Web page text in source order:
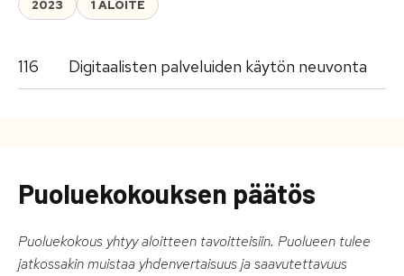
2023 1 ALOITE
116 Digitaalisten palveluiden käytön neuvonta
Puoluekokouksen päätös
Puoluekokous yhtyy aloitteen tavoitteisiin. Puolueen tulee
jatkossakin muistaa yhdenvertaisuus ja saavutettavuus